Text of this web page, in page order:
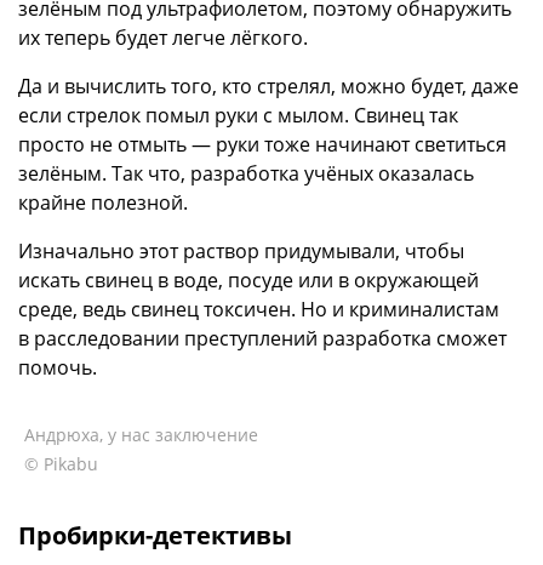
зелёным под ультрафиолетом, поэтому обнаружить
их теперь будет легче лёгкого.
Да и вычислить того, кто стрелял, можно будет, даже
если стрелок помыл руки с мылом. Свинец так
просто не отмыть — руки тоже начинают светиться
зелёным. Так что, разработка учёных оказалась
крайне полезной.
Изначально этот раствор придумывали, чтобы
искать свинец в воде, посуде или в окружающей
среде, ведь свинец токсичен. Но и криминалистам
в расследовании преступлений разработка сможет
помочь.
Андрюха, у нас заключение
© Pikabu
Пробирки-детективы